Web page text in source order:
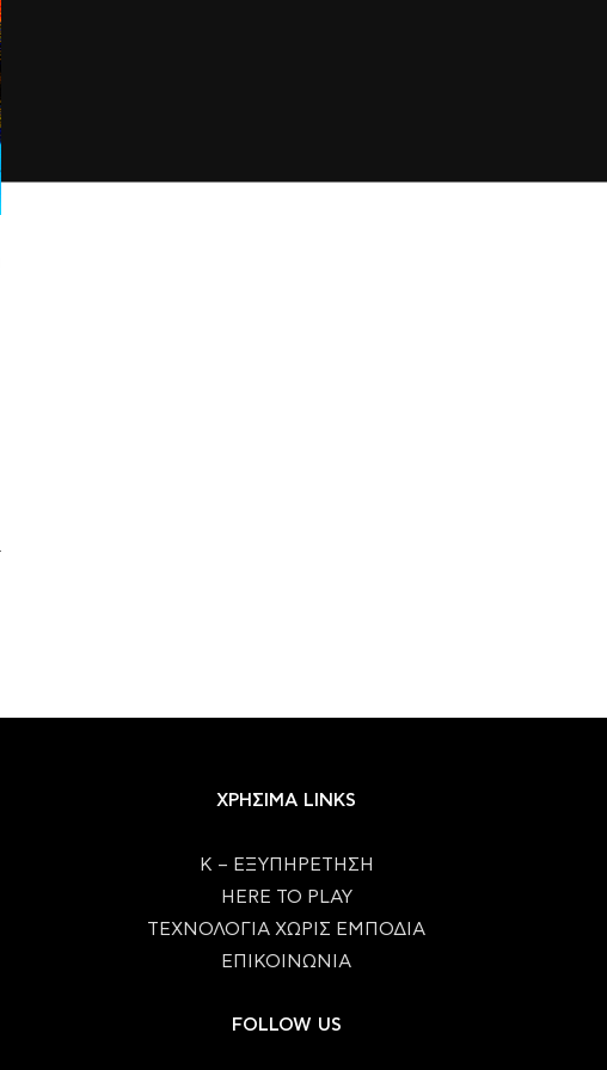
ΧΡΗΣΙΜΑ LINKS
Κ – ΕΞΥΠΗΡΕΤΗΣΗ
HERE TO PLAY
ΤΕΧΝΟΛΟΓΙΑ ΧΩΡΙΣ ΕΜΠΟΔΙΑ
ΕΠΙΚΟΙΝΩΝΙΑ
FOLLOW US